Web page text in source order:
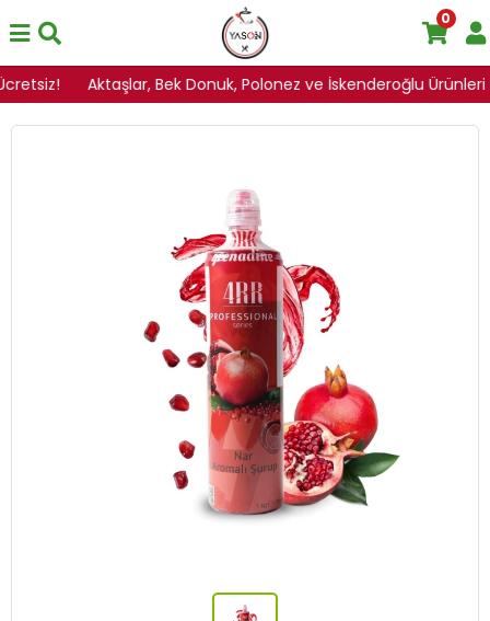
Aktaşlar, Bek Donuk, Polonez ve İskenderoğlu
0